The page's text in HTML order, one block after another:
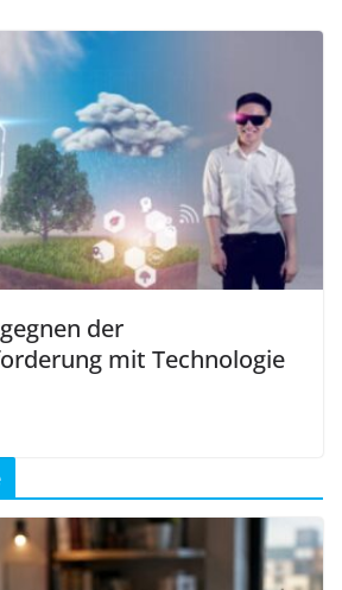
der
mit Technologie